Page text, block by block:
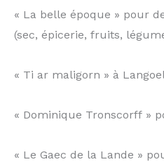
« La belle époque » pour
(sec, épicerie, fruits,
« Ti ar maligorn » à
« Dominique Tronscorff »
« Le Gaec de la Lande »